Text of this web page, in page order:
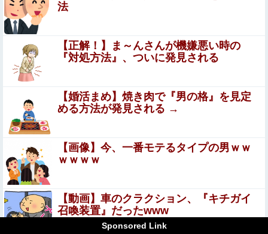
『I"s〈アイズ〉』の桂正和さん、とんでもなくエ●チなパ
ンツを描く。これもう芸術だろ
海外「飛田新地でこんなアイドル級の子と即ハメできるの
かよ」⇒ 晒された無修正動画がコチラ
ｗｗｗｗｗｗｗｗｗｗｗｗｗ
積水ハウス「地面師に55億円騙し取られた…」ワイ「はえ
ーかわいそう…会社滅茶苦茶やろなぁ」
【ホリミヤ】 吉川由紀ちゃんとハメ撮りえ●ち♥
【爆笑】かつや、「値下げ」しても高いｗｗｗｗｗ
【中国】毎年恒例の大洪水、今年もヤバい 湖北省秭帰県
法
【正解！】ま～んさんが機嫌悪い時の
『対処方法』、ついに発見される
【婚活まめ】焼き肉で『男の格』を見定
める方法が発見される →
【画像】今、一番モテるタイプの男ｗｗ
ｗｗｗｗ
【動画】車のクラクション、『キチガイ
召喚装置』だったwww
Sponsored Link